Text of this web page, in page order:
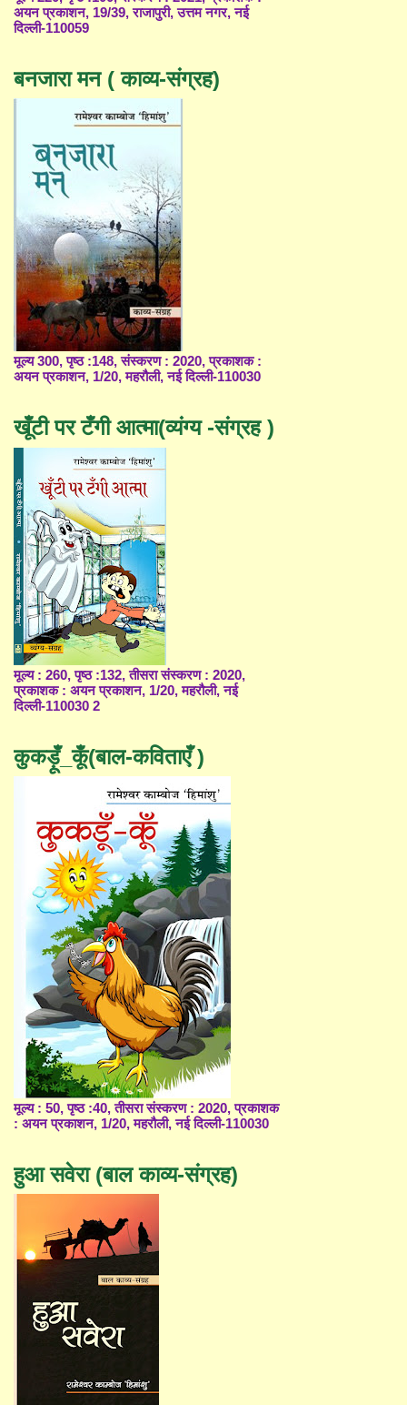
अयन प्रकाशन, 19/39, राजापुरी, उत्तम नगर, नई
दिल्ली-110059
बनजारा मन ( काव्य-संग्रह)
मूल्य 300, पृष्ठ :148, संस्करण : 2020, प्रकाशक :
अयन प्रकाशन, 1/20, महरौली, नई दिल्ली-110030
खूँटी पर टँगी आत्मा(व्यंग्य -संग्रह )
मूल्य : 260, पृष्ठ :132, तीसरा संस्करण : 2020,
प्रकाशक : अयन प्रकाशन, 1/20, महरौली, नई
दिल्ली-110030 2
कुकड़ूँ_कूँ(बाल-कविताएँ )
मूल्य : 50, पृष्ठ :40, तीसरा संस्करण : 2020, प्रकाशक
: अयन प्रकाशन, 1/20, महरौली, नई दिल्ली-110030
हुआ सवेरा (बाल काव्य-संग्रह)